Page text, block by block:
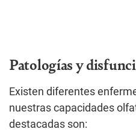
Patologías y
Existen diferentes
nuestras capacidades
destacadas son: